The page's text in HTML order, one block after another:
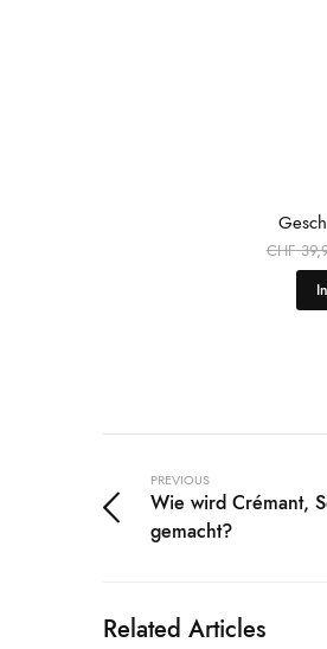
CHF
PREVIOUS
Wie wird Crémant,
gemacht?
Related Articles